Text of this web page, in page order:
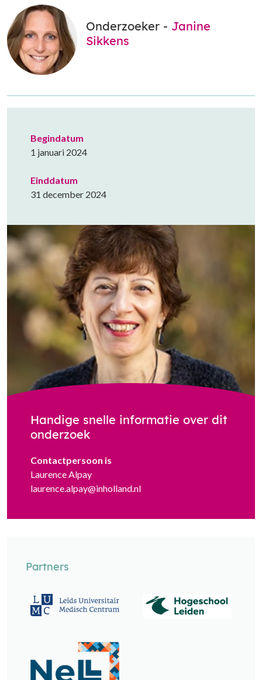
Onderzoeker - Janine
Sikkens
Begindatum
1 januari 2024
Einddatum
31 december 2024
Handige snelle informatie over dit
onderzoek
Contactpersoon is
Laurence Alpay
laurence.alpay@inholland.nl
Partners